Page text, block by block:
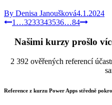
By Denisa Janoušková4.1.2024
1 …3233343536…84
Našimi kurzy prošlo
2 392 ověřených referencí
Reference z kurzu Power Apps středně